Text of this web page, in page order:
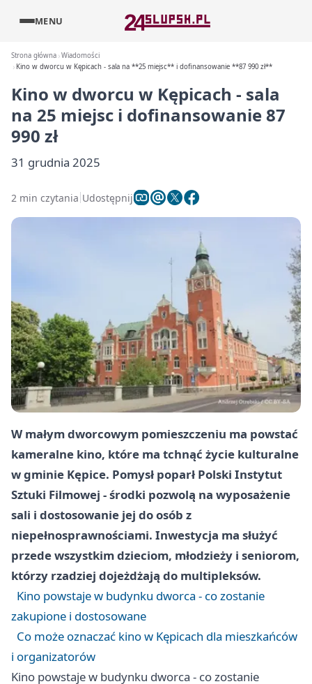
MENU
Strona główna Wiadomości
Kino w dworcu w Kępicach - sala na **25 miejsc** i dofinansowanie **87 990 zł**
Kino w dworcu w Kępicach - sala
na 25 miejsc i dofinansowanie87
990 zł
31 grudnia 2025
2 min czytania Udostępnij
W małym dworcowym pomieszczeniu ma powstać
kameralne kino, które ma tchnąć życie kulturalne
w gminie Kępice. Pomysł poparł Polski Instytut
Sztuki Filmowej - środki pozwolą na wyposażenie
sali i dostosowanie jej do osób z
niepełnosprawnościami. Inwestycja ma służyć
przede wszystkim dzieciom, młodzieży i seniorom,
którzy rzadziej dojeżdżają do multipleksów.
Kino powstaje w budynku dworca - co zostanie
zakupione i dostosowane
Co może oznaczać kino w Kępicach dla mieszkańców
i organizatorów
Kino powstaje w budynku dworca - co zostanie